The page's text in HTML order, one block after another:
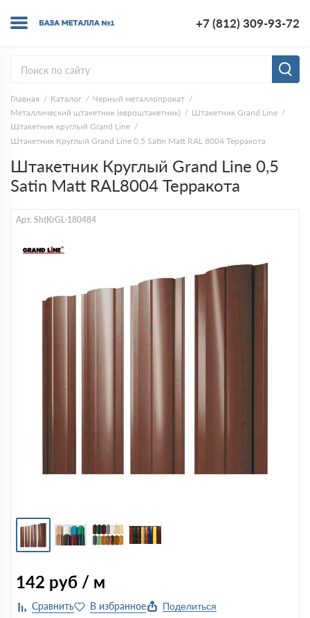
+7 (812) 309-93-72
Главная Каталог
Черный металлопрокат
Металлический штакетник (евроштакетник)
Штакетник Grand Line
Штакетник круглый Grand Line
Штакетник Круглый Grand Line 0,5 Satin Matt RAL 8004 Терракота
Штакетник Круглый Grand Line 0,5
Satin Matt RAL8004 Терракота
Арт. ShtKrGL-180484
142 руб / м
Поделиться